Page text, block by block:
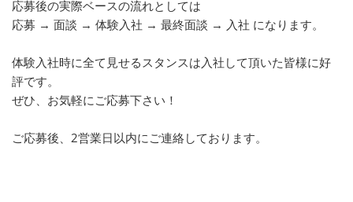
応募後の実際ベースの流れとしては
応募 → 面談 → 体験入社 → 最終面談 → 入社 になります。
体験入社時に全て見せるスタンスは入社して頂いた皆様に好
評です。
ぜひ、お気軽にご応募下さい！
ご応募後、2営業日以内にご連絡しております。